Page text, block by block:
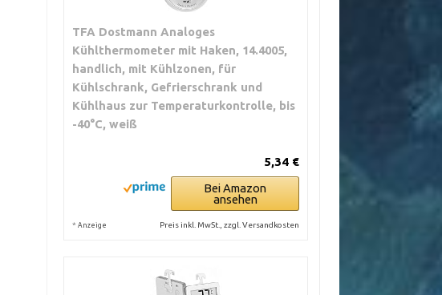
TFA Dostmann Analoges
Kühlthermometer mit Haken, 14.4005,
handlich, mit Kühlzonen, für
Kühlschrank, Gefrierschrank und
Kühlhaus zur Temperaturkontrolle, bis
-40°C, weiß
5,34 €
Bei Amazon
ansehen
* Anzeige Preis inkl. MwSt., zzgl. Versandkosten